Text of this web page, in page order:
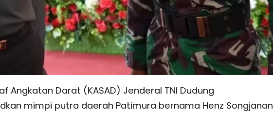
Angkatan Darat (KASAD) Jenderal TNI Dudung
mimpi putra daerah Patimura bernama Henz Songjanan